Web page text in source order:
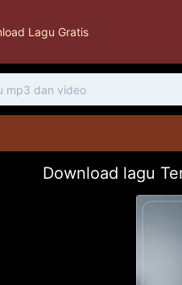
Lagu Gratis
Download lagu